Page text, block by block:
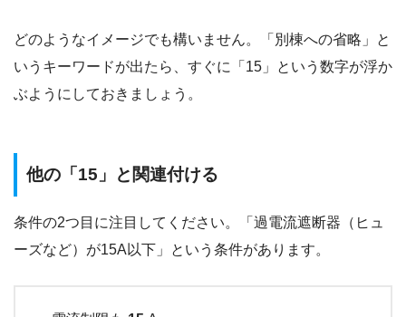
どのようなイメージでも構いません。「別棟への省略」と
いうキーワードが出たら、すぐに「15」という数字が浮か
ぶようにしておきましょう。
他の「15」と関連付ける
条件の2つ目に注目してください。「過電流遮断器（ヒュ
ーズなど）が15A以下」という条件があります。